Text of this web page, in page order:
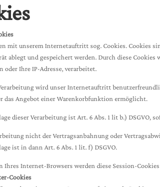
mit unserem Internetauftritt sog. Cookies. Cookies
ablegt und gespeichert werden. Durch diese
oder Ihre IP-Adresse, verarbeitet.
wird unser Internetauftritt
das Angebot einer Warenkorbfunktion ermöglicht.
dieser Verarbeitung ist Art. 6 Abs. 1 lit b.) DSGVO,
nicht der Vertragsanbahnung oder
ist in dann Art. 6 Abs. 1 lit. f) DSGVO.
Ihres Internet-Browsers werden diese Session-
Cookies